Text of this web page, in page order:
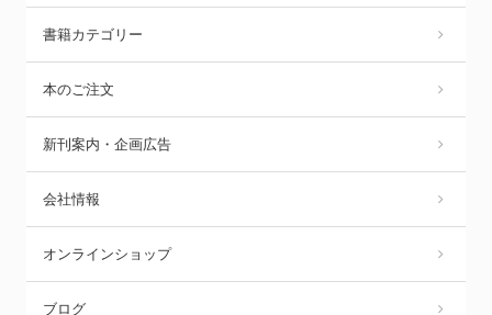
書籍カテゴリー
本のご注文
新刊案内・企画広告
会社情報
オンラインショップ
ブログ